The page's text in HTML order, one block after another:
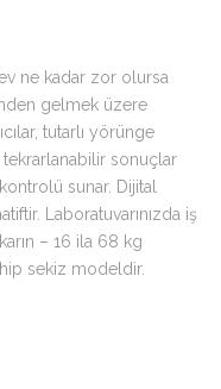
ne kadar zor olursa
gelmek üzere
tutarlı yörünge
sonuçlar
sunar. Dijital
Laboratuvarınızda iş
– 16 ila 68 kg
sekiz modeldir.